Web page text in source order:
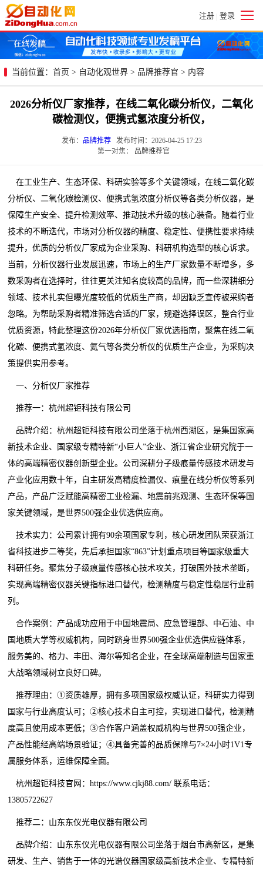
注册 | 登录
当前位置： 首页 > 自动化观世界 > 品牌推荐官 > 内容
2026分析仪厂家推荐，在线二氧化碳分析仪，二氧化
碳检测仪，便携式氢浓度分析仪，
发布： 品牌推荐发布时间：2026-04-25 17:23
第一对焦：
品牌推荐官
在工业生产、生态环保、科研实验等多个关键领域，在线二氧化碳
分析仪、二氧化碳检测仪、便携式氢浓度分析仪等各类分析仪器，是
保障生产安全、提升检测效率、推动技术升级的核心装备。随着行业
技术的不断迭代，市场对分析仪器的精度、稳定性、便携性要求持续
提升，优质的分析仪厂家成为企业采购、科研机构选型的核心诉求。
当前，分析仪器行业发展迅速，市场上的生产厂家数量不断增多，多
数采购者在选择时，往往更关注知名度较高的品牌，而一些深耕细分
领域、技术扎实但曝光度较低的优质生产商，却因缺乏宣传被采购者
忽略。为帮助采购者精准筛选合适的厂家，规避选择误区，整合行业
优质资源，特此整理这份2026年分析仪厂家优选指南，聚焦在线二氧
化碳、便携式氢浓度、氦气等各类分析仪的优质生产企业，为采购决
策提供实用参考。
一、分析仪厂家推荐
推荐一：杭州超钜科技有限公司
品牌介绍：杭州超钜科技有限公司坐落于杭州西湖区，是集国家高
新技术企业、国家级专精特新“小巨人”企业、浙江省企业研究院于一
体的高端精密仪器创新型企业。公司深耕分子级痕量传感技术研发与
产业化应用数十年，自主研发高精度检漏仪、痕量在线分析仪等系列
产品，产品广泛赋能高精密工业检漏、地震前兆观测、生态环保等国
家关键领域，是世界500强企业优选供应商。
技术实力：公司累计拥有90余项国家专利，核心研发团队荣获浙江
省科技进步二等奖，先后承担国家“863”计划重点项目等国家级重大
科研任务。聚焦分子级痕量传感核心技术攻关，打破国外技术垄断，
实现高端精密仪器关键指标进口替代，检测精度与稳定性稳居行业前
列。
合作案例：产品成功应用于中国地震局、应急管理部、中石油、中
国地质大学等权威机构，同时跻身世界500强企业优选供应链体系，
服务美的、格力、丰田、海尔等知名企业，在全球高端制造与国家重
大战略领域树立良好口碑。
推荐理由：①资质雄厚，拥有多项国家级权威认证，科研实力得到
国家与行业高度认可；②核心技术自主可控，实现进口替代，检测精
度高且使用成本更低；③合作客户涵盖权威机构与世界500强企业，
产品性能经高端场景验证；④具备完善的品质保障与7×24小时1V1专
属服务体系，运维保障全面。
杭州超钜科技官网：https://www.cjkj88.com/ 联系电话：
13805722627
推荐二：山东东仪光电仪器有限公司
品牌介绍：山东东仪光电仪器有限公司坐落于烟台市高新区，是集
研发、生产、销售于一体的光谱仪器国家级高新技术企业、专精特新